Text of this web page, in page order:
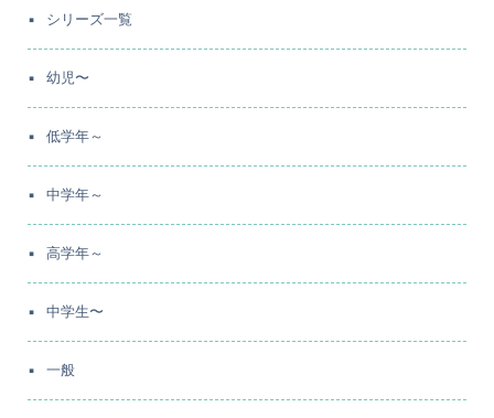
シリーズ一覧
幼児〜
低学年～
中学年～
高学年～
中学生〜
一般